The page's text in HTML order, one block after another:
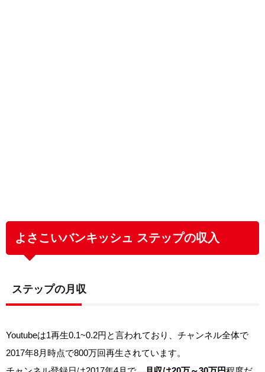
よさこいバンキッシュ ステップの収入
ステップの月収
Youtubeは1再生0.1~0.2円と言われており、チャンネル全体で
2017年8月時点で800万回再生されています。